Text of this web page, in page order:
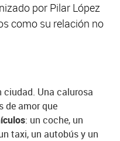
por Pilar López
como su relación no
ciudad. Una calurosa
de amor que
: un coche, un
taxi, un autobús y un